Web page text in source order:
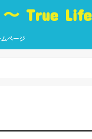
True Life
ムページ